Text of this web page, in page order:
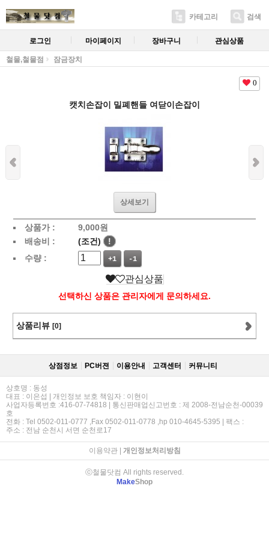
카테고리 검색
로그인 마이페이지 장바구니 관심상품
철물,철물점 잠금장치
0
캣치손잡이 밀폐핸들 여닫이손잡이
상세보기
상품가 : 9,000원
배송비 :
(조건)
!
수량 :
+1 -1
관심상품
선택하신 상품은 관리자에게 문의하세요.
상품리뷰 [0]
상점정보 PC버젼 이용안내 고객센터 커뮤니티
상호명 : 동성
대표 : 이은섭 | 개인정보 보호 책임자 : 이현이
사업자등록번호 :416-07-74818 | 통신판매업신고번호 : 제 2008-전남순천-00039
호
전화 : Tel 0502-011-0777 ,Fax 0502-011-0778 ,hp 010-4645-5395 | 팩스 :
주소 : 전남 순천시 서면 순천로17
이용약관| 개인정보처리방침
ⓒ철물닷컴 All rights reserved.
MakeShop